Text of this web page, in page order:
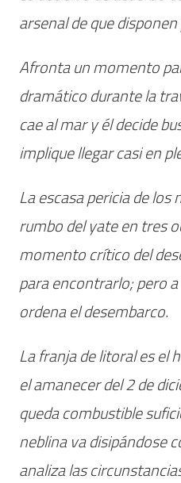
arsenal de que
Afronta un momento
dramático durante la
cae al mar y él decide
implique llegar casi en
La escasa pericia de los
rumbo del yate en tres
momento crítico del
para encontrarlo; pero
ordena el desembarco.
La franja de litoral es el
el amanecer del 2 de
queda combustible
neblina va disipándose
analiza las